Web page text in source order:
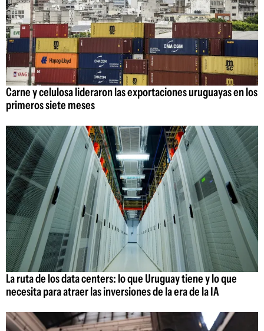
Carne y celulosa lideraron las exportaciones uruguayas en los
primeros siete meses
La ruta de los data centers: lo que Uruguay tiene y lo que
necesita para atraer las inversiones de la era de la IA